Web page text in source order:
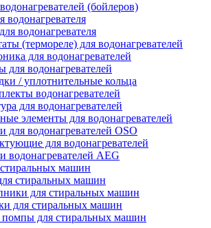
(бойлеров)
водонагревателя
(термореле) для водонагревателей
для водонагревателей
для водонагревателей
/ уплотнительные кольца
водонагревателей
для водонагревателей
элементы для водонагревателей
для водонагревателей OSO
для водонагревателей
водонагревателей AEG
машин
стиральных машин
для стиральных машин
для стиральных машин
для стиральных машин